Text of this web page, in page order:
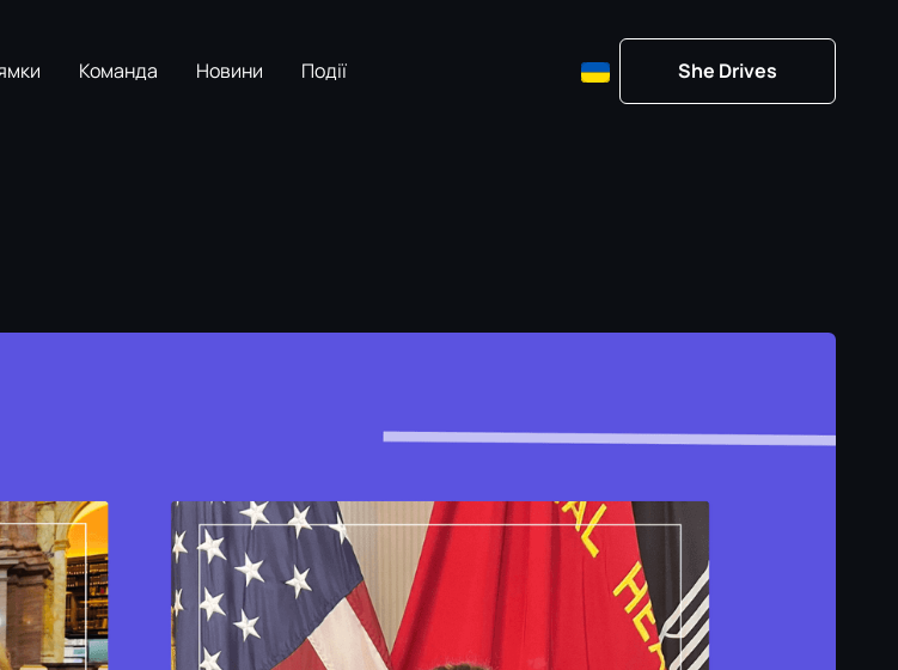
Команда Новини Події She Drives